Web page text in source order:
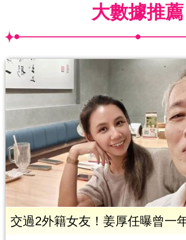
大數據推薦
交過2外籍女友！姜厚任曝曾一